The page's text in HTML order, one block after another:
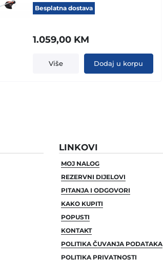
Besplatna dostava
1.059,00 KM
Više Dodaj u korpu
LINKOVI
MOJ NALOG
REZERVNI DIJELOVI
PITANJA I ODGOVORI
KAKO KUPITI
POPUSTI
KONTAKT
POLITIKA ČUVANJA PODATAKA
POLITIKA PRIVATNOSTI